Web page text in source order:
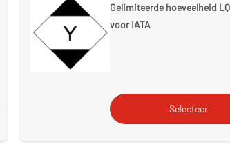
Gelimiteerde hoeveelheid
voor IATA